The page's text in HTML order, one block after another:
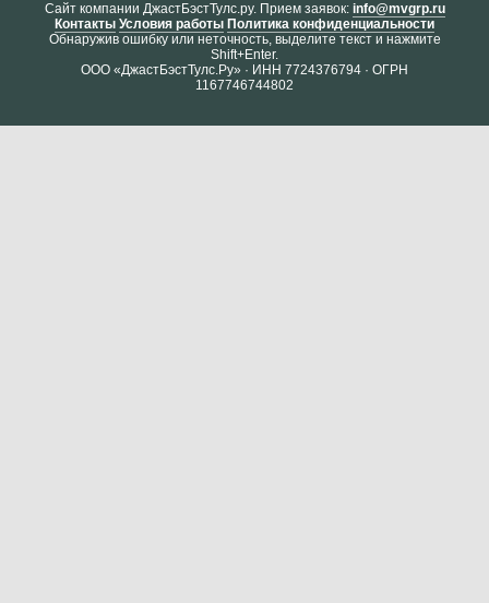
Cайт компании ДжастБэстТулс.ру. Прием заявок: info@mvgrp.ru
Контакты Условия работы Политика конфиденциальности
Обнаружив ошибку или неточность, выделите текст и нажмите
Shift+Enter.
ООО «ДжастБэстТулс.Ру» · ИНН 7724376794 · ОГРН
1167746744802